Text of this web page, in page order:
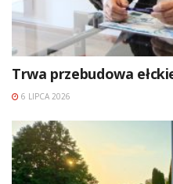
Trwa przebudowa
6 LIPCA 2026